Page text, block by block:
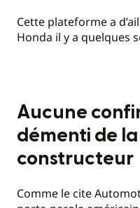
Cette plateforme a
Honda il y a quelques
Aucune
démenti de
constructeur
Comme le cite